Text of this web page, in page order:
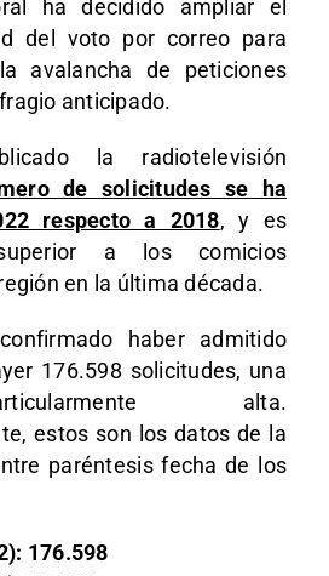
ha decidido ampliar el
del voto por correo para
avalancha de peticiones
anticipado.
la radiotelevisión
de solicitudes se ha
respecto a 2018, y es
a los comicios
en la última década.
haber admitido
176.598 solicitudes, una
alta.
estos son los datos de la
paréntesis fecha de los
176.598